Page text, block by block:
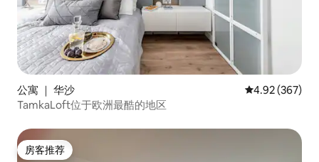
公寓 ｜ 华沙 平均评分 4.92
4.92 (367)
TamkaLoft位于欧洲最酷的地区
房客推荐
房客推荐